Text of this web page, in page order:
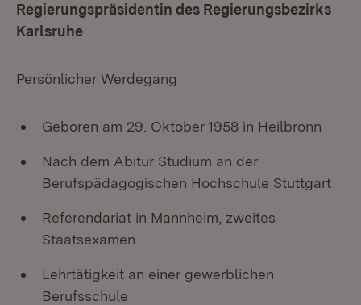
Regierungspräsidentin des Regierungsbezirks
Karlsruhe
Persönlicher Werdegang
Geboren am 29. Oktober 1958 in Heilbronn
Nach dem Abitur Studium an der
Berufspädagogischen Hochschule Stuttgart
Referendariat in Mannheim, zweites
Staatsexamen
Lehrtätigkeit an einer gewerblichen
Berufsschule